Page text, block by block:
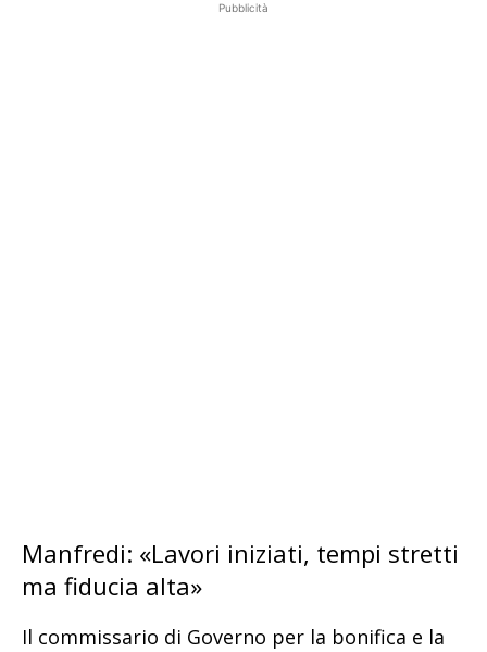
Pubblicità
Manfredi: «Lavori iniziati, tempi stretti
ma fiducia alta»
Il commissario di Governo per la bonifica e la